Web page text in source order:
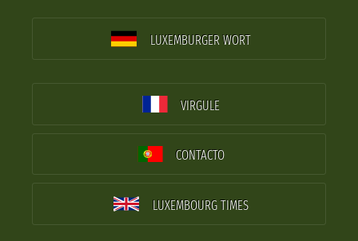
LUXEMBURGER WORT
VIRGULE
CONTACTO
LUXEMBOURG TIMES